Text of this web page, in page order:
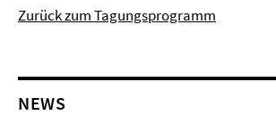
Zurück zum Tagungsprogramm
NEWS